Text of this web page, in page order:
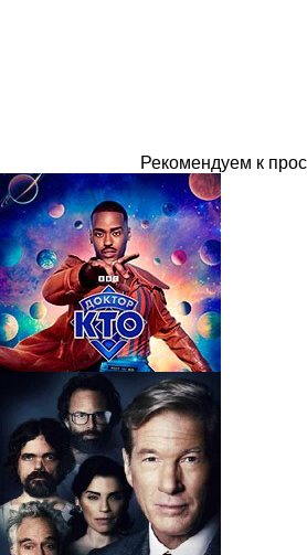
Рекомендуем к